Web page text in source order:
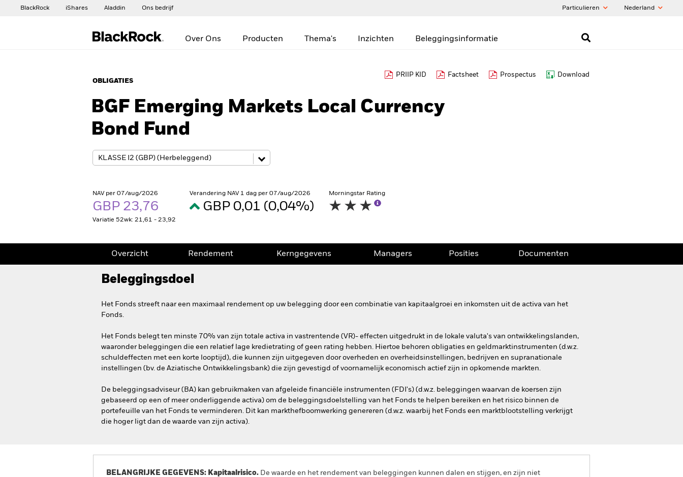
BlackRock iShares Aladdin Ons bedrijf Particulieren Nederland
Over Ons Producten Thema's Inzichten Beleggingsinformatie
OBLIGATIES
PRIIP KID Factsheet Prospectus Download
BGF Emerging Markets Local Currency
Bond Fund
NAV per 07/aug/2026
GBP 23,76
Variatie 52wk: 21,61 - 23,92
Verandering NAV 1 dag per 07/aug/2026
GBP 0,01 (0,04%)
Morningstar Rating
Overzicht Rendement Kerngegevens Managers Posities Documenten
Beleggingsdoel
Het Fonds streeft naar een maximaal rendement op uw belegging door een combinatie van kapitaalgroei en inkomsten uit de activa van het
Fonds.
Het Fonds belegt ten minste 70% van zijn totale activa in vastrentende (VR)- effecten uitgedrukt in de lokale valuta's van ontwikkelingslanden,
waaronder beleggingen die een relatief lage kredietrating of geen rating hebben. Hiertoe behoren obligaties en geldmarktinstrumenten (d.w.z.
schuldeffecten met een korte looptijd), die kunnen zijn uitgegeven door overheden en overheidsinstellingen, bedrijven en supranationale
instellingen (bv. de Aziatische Ontwikkelingsbank) die zijn gevestigd of voornamelijk economisch actief zijn in opkomende markten.
De beleggingsadviseur (BA) kan gebruikmaken van afgeleide financiële instrumenten (FDI's) (d.w.z. beleggingen waarvan de koersen zijn
gebaseerd op een of meer onderliggende activa) om de beleggingsdoelstelling van het Fonds te helpen bereiken en het risico binnen de
portefeuille van het Fonds te verminderen. Dit kan markthefboomwerking genereren (d.w.z. waarbij het Fonds een marktblootstelling verkrijgt
die hoger ligt dan de waarde van zijn activa).
BELANGRIJKE GEGEVENS: Kapitaalrisico. De waarde en het rendement van beleggingen kunnen dalen en stijgen, en zijn niet